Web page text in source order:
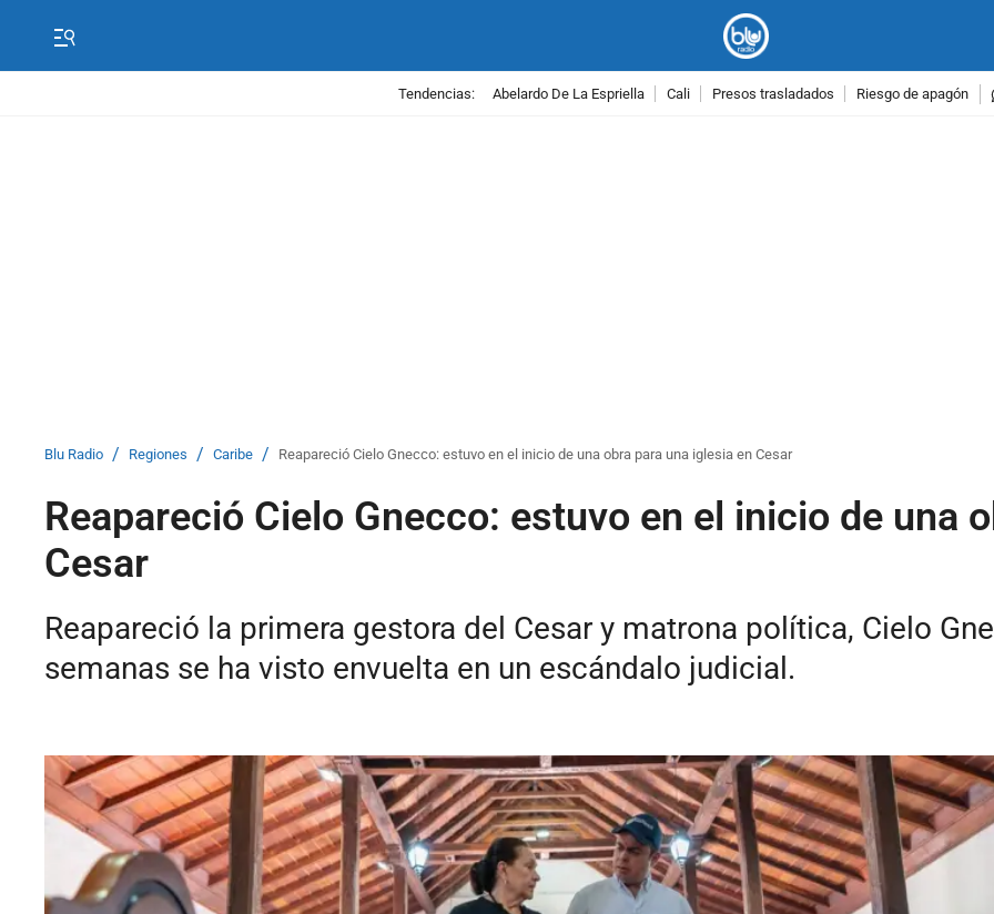
Tendencias: Abelardo De La Espriella Cali Presos trasladados Riesgo de apagón
Blu Radio / Regiones / Caribe / Reapareció Cielo Gnecco: estuvo en el inicio de una obra para una iglesia en Cesar
Reapareció Cielo Gnecco: estuvo en el inicio de una
Cesar
Reapareció la primera gestora del Cesar y matrona política, Cielo
semanas se ha visto envuelta en un escándalo judicial.